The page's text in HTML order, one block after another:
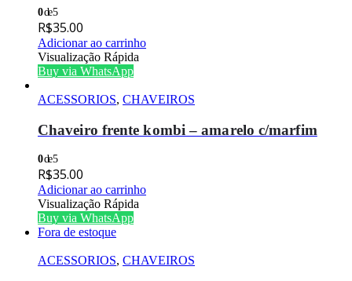
0de 5
R$35.00
Adicionar ao carrinho
Visualização Rápida
Buy via WhatsApp
ACESSORIOS, CHAVEIROS
Chaveiro frente kombi – amarelo c/marfim
0de 5
R$35.00
Adicionar ao carrinho
Visualização Rápida
Buy via WhatsApp
Fora de estoque
ACESSORIOS, CHAVEIROS